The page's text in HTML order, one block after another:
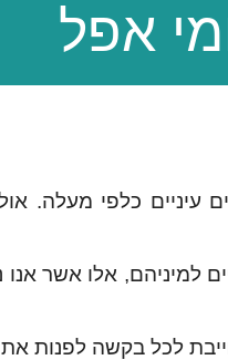
אפל
כלפי מעלה.
למיניהם, אלו אשר
לכל בקשה לפנות